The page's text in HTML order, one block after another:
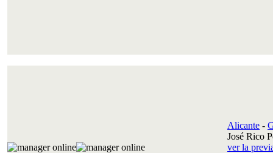
Alicante -
José Rico
ver la